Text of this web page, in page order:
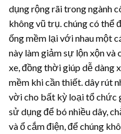
dụng rộng rãi trong ngành
không vũ trụ. chúng có thể
ống mềm lại với nhau một
này làm giảm sự lộn xộn
xe, đồng thời giúp dễ dàng
mềm khi cần thiết.dây rút
vời cho bất kỳ loại tổ chức
sử dụng để bó nhiều dây,
và ổ cắm điện, để chúng